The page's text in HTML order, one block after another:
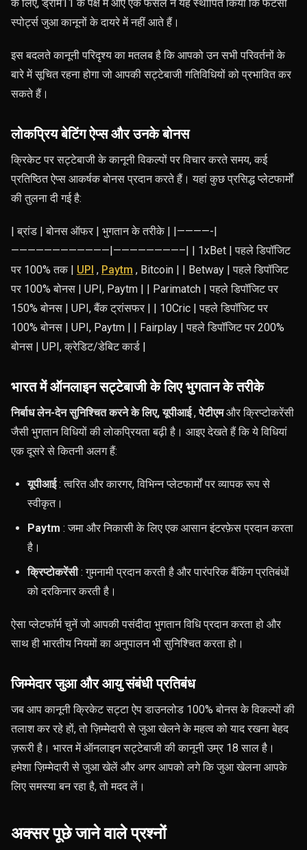
के लिए, ड्रीम11 के पक्ष में आए एक फैसले ने यह स्थापित किया कि फैंटेसी
स्पोर्ट्स जुआ कानूनों के दायरे में नहीं आते हैं।
इस बदलते कानूनी परिदृश्य का मतलब है कि आपको उन सभी परिवर्तनों के
बारे में सूचित रहना होगा जो आपकी सट्टेबाजी गतिविधियों को प्रभावित कर
सकते हैं।
लोकप्रिय बेटिंग ऐप्स और उनके बोनस
क्रिकेट पर सट्टेबाजी के कानूनी विकल्पों पर विचार करते समय, कई
प्रतिष्ठित ऐप्स आकर्षक बोनस प्रदान करते हैं। यहां कुछ प्रसिद्ध प्लेटफार्मों
की तुलना दी गई है:
| ब्रांड | बोनस ऑफर | भुगतान के तरीके | |————-|
————————————|————————–| | 1xBet | पहले डिपॉजिट
पर 100% तक | UPI , Paytm , Bitcoin | | Betway | पहले डिपॉजिट
पर 100% बोनस | UPI, Paytm | | Parimatch | पहले डिपॉजिट पर
150% बोनस | UPI, बैंक ट्रांसफर | | 10Cric | पहले डिपॉजिट पर
100% बोनस | UPI, Paytm | | Fairplay | पहले डिपॉजिट पर 200%
बोनस | UPI, क्रेडिट/डेबिट कार्ड |
भारत में ऑनलाइन सट्टेबाजी के लिए भुगतान के तरीके
निर्बाध लेन-देन सुनिश्चित करने के लिए, यूपीआई,पेटीएमऔर क्रिप्टोकरेंसी
जैसी भुगतान विधियों की लोकप्रियता बढ़ी है। आइए देखते हैं कि ये विधियां
एक दूसरे से कितनी अलग हैं:
यूपीआई: त्वरित और कारगर, विभिन्न प्लेटफार्मों पर व्यापक रूप से
स्वीकृत।
Paytm : जमा और निकासी के लिए एक आसान इंटरफ़ेस प्रदान करता
है।
क्रिप्टोकरेंसी: गुमनामी प्रदान करती है और पारंपरिक बैंकिंग प्रतिबंधों
को दरकिनार करती है।
ऐसा प्लेटफॉर्म चुनें जो आपकी पसंदीदा भुगतान विधि प्रदान करता हो और
साथ ही भारतीय नियमों का अनुपालन भी सुनिश्चित करता हो।
जिम्मेदार जुआ और आयु संबंधी प्रतिबंध
जब आप कानूनी क्रिकेट सट्टा ऐप डाउनलोड 100% बोनस के विकल्पों की
तलाश कर रहे हों, तो ज़िम्मेदारी से जुआ खेलने के महत्व को याद रखना बेहद
ज़रूरी है। भारत में ऑनलाइन सट्टेबाजी की कानूनी उम्र 18 साल है।
हमेशा ज़िम्मेदारी से जुआ खेलें और अगर आपको लगे कि जुआ खेलना आपके
लिए समस्या बन रहा है, तो मदद लें।
अक्सर पूछे जाने वाले प्रश्नों